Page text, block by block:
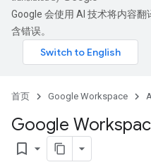
Google 会使用 AI 技术将内容
含错误。
首页 Google Workspace
Google
bookmark_border